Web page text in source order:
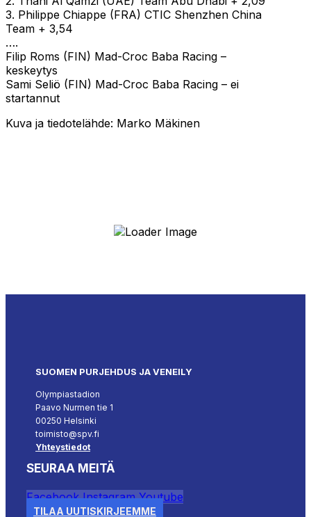
3. Philippe Chiappe (FRA) CTIC Shenzhen China
Team + 3,54
….
Filip Roms (FIN) Mad-Croc Baba Racing –
keskeytys
Sami Seliö (FIN) Mad-Croc Baba Racing – ei
startannut
Kuva ja tiedotelähde: Marko Mäkinen
SUOMEN PURJEHDUS JA VENEILY
Olympiastadion
Paavo Nurmen tie 1
00250 Helsinki
toimisto@spv.fi
Yhteystiedot
SEURAA MEITÄ
Facebook Instagram Youtube
TILAA UUTISKIRJEEMME